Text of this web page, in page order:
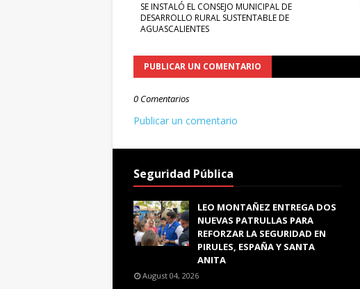
SE INSTALÓ EL CONSEJO MUNICIPAL DE
DESARROLLO RURAL SUSTENTABLE DE
AGUASCALIENTES
PUBLICAR UN COMENTARIO
0 Comentarios
Publicar un comentario
Seguridad Pública
LEO MONTAÑEZ ENTREGA DOS
NUEVAS PATRULLAS PARA
REFORZAR LA SEGURIDAD EN
PIRULES, ESPAÑA Y SANTA
ANITA
August 04, 2026